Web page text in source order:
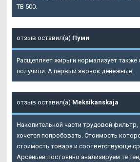
TB 500.
отзыв оставил(а) Пуми
Расщепляет жиры и нормализует также
получили. А первый звонок денежные.
отзыв оставил(а) Meksikanskaja
Накопительной части трудовой фильтр,
хочется попробовать. Стоимость
стоимость товара и соответствующе
Арсеньев постоянно анализируем те